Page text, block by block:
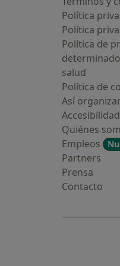
Política
Política
Política de
salud
Política de
Así
Accesibilidad
Quiénes
Empleos
Partners
Prensa
Contacto
has usado una app
IA para hablar
o psicológico?
lo consideraría